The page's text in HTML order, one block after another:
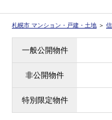
札幌市 マンション・戸建・土地 ＞
一般公開物件
非公開物件
特別限定物件